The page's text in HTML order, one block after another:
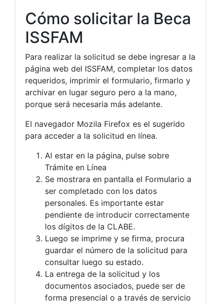
Cómo solicitar la Beca
ISSFAM
Para realizar la solicitud se debe ingresar a la
página web del ISSFAM, completar los datos
requeridos, imprimir el formulario, firmarlo y
archivar en lugar seguro pero a la mano,
porque será necesaria más adelante.
El navegador Mozila Firefox es el sugerido
para acceder a la solicitud en línea.
Al estar en la página, pulse sobre
Trámite en Línea
Se mostrara en pantalla el Formulario a
ser completado con los datos
personales. Es importante estar
pendiente de introducir correctamente
los dígitos de la CLABE.
Luego se imprime y se firma, procura
guardar el número de la solicitud para
consultar luego su estado.
La entrega de la solicitud y los
documentos asociados, puede ser de
forma presencial o a través de servicio